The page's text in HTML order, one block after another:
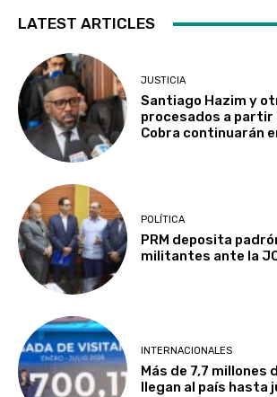
LATEST ARTICLES
JUSTICIA
Santiago Hazim y
procesados a partir
Cobra continuarán
POLÍTICA
PRM deposita
militantes ante la
INTERNACIONALES
Más de 7,7
llegan al país hasta